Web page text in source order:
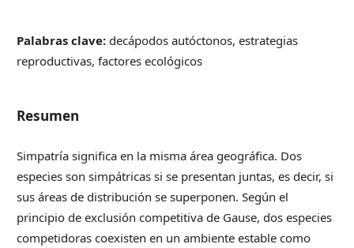
Palabras clave:decápodos autóctonos, estrategias
reproductivas, factores ecológicos
Resumen
Simpatría significa en la misma área geográfica. Dos
especies son simpátricas si se presentan juntas, es decir, si
sus áreas de distribución se superponen. Según el
principio de exclusión competitiva de Gause, dos especies
competidoras coexisten en un ambiente estable como